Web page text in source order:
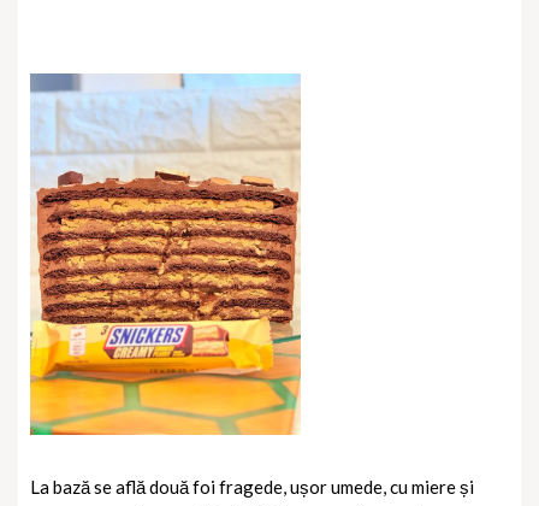
La bază se află două foi fragede, ușor umede, cu miere și